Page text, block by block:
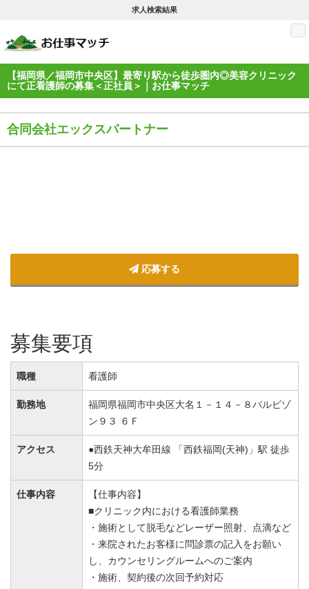
求人検索結果
【福岡県／福岡市中央区】最寄り駅から徒歩圏内◎美容クリニック
にて正看護師の募集＜正社員＞｜お仕事マッチ
合同会社エックスパートナー
応募する
募集要項
職種 看護師
勤務地
福岡県福岡市中央区大名１－１４－８バルビゾ
ン９３ ６Ｆ
アクセス
●西鉄天神大牟田線 「西鉄福岡(天神)」駅 徒歩
5分
仕事内容
【仕事内容】
■クリニック内における看護師業務
・施術として脱毛などレーザー照射、点滴など
・来院されたお客様に問診票の記入をお願い
し、カウンセリングルームへのご案内
・施術、契約後の次回予約対応